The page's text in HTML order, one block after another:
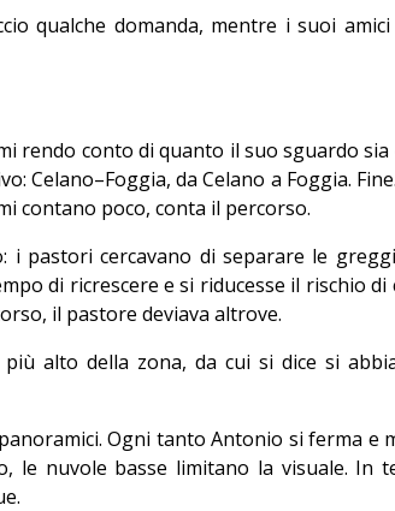
qualche domanda, mentre i suoi amici
rendo conto di quanto il suo sguardo sia
Celano–Foggia, da Celano a Foggia.
contano poco, conta il percorso.
pastori cercavano di separare le
di ricrescere e si riducesse il rischio di
il pastore deviava altrove.
alto della zona, da cui si dice si
Ogni tanto Antonio si ferma e
nuvole basse limitano la visuale. In